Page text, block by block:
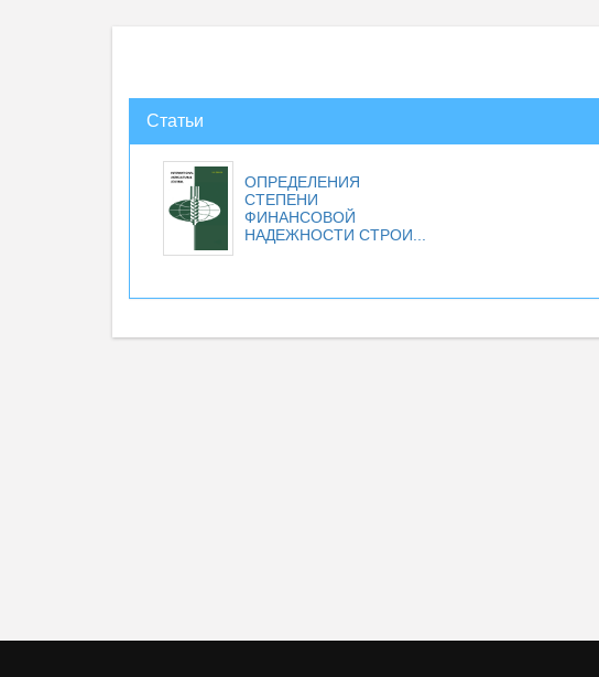
Статьи
ОПРЕДЕЛЕНИЯ
СТЕПЕНИ
ФИНАНСОВОЙ
НАДЕЖНОСТИ СТРОИ...